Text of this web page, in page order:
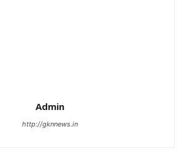
Admin
http://gknnews.in